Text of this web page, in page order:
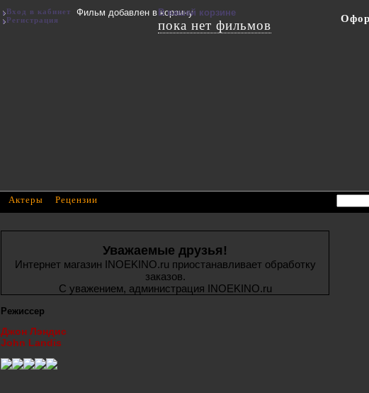
Уважаемые друзья!
Интернет магазин INOEKINO.ru приостанавливает обработку
заказов.
С уважением, администрация INOEKINO.ru
Режиссер
Джон Лэндис
John Landis
Актеры Рецензии
Фильм добавлен в корзину
Вход в кабинет
Регистрация
В вашей корзине
пока нет фильмов